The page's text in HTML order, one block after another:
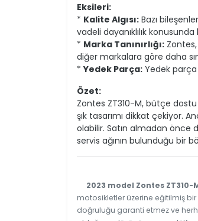
Eksileri:
* Kalite Algısı: Bazı
vadeli dayanıklılık
* Marka Tanınırlığı:
diğer markalara göre daha
*Yedek Parça: Yedek
Özet:
Zontes ZT310-M, bütçe
şık tasarımı dikkat çekiyor.
olabilir. Satın almadan önce
servis ağının bulunduğu bir
2023 model Zontes ZT310-
motosikletler üzerine eğitilmiş
doğruluğu garanti etmez ve